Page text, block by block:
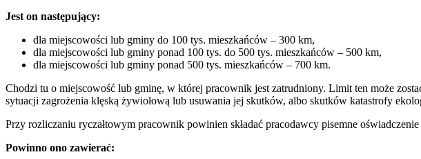
Jest on następujący:
dla miejscowości lub gminy do 100 tys. mieszkańców – 300 km,
dla miejscowości lub gminy ponad 100 tys. do 500 tys. mieszkańców – 500 km,
dla miejscowości lub gminy ponad 500 tys. mieszkańców – 700 km.
Chodzi tu o miejscowość lub gminę, w której pracownik jest zatrudniony. Limit ten może
sytuacji zagrożenia klęską żywiołową lub usuwania jej skutków, albo skutków katastrofy
Przy rozliczaniu ryczałtowym pracownik powinien składać pracodawcy pisemne
Powinno ono zawierać: